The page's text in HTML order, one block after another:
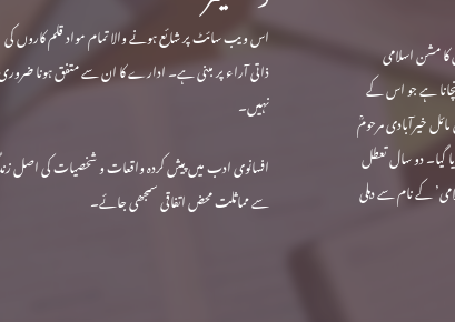
مشن اسلامی
ہے جو اس کے
ہے۔ حجاب کی داغ بیل رام پور میں 1970 میں مائل خیرآبادی مرحومؒ
کردیا گیا۔ دو سال تعطل
اسلامی’ کے نام سے دہلی
اس ویب سائٹ پر شائع ہونے والا تمام مواد قلم کاروں کی
ذاتی آراء پر مبنی ہے۔ ادارے کا ان سے متفق ہونا
نہیں۔
افسانوی ادب میں پیش کردہ واقعات و شخصیات کی اصل
سے مماثلت محض اتفاقی سمجھی جائے۔